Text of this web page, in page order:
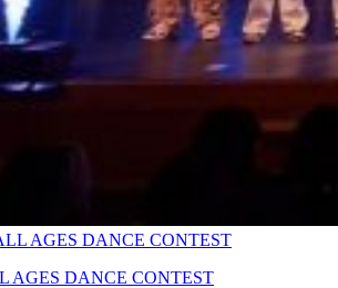
AGES DANCE CONTEST